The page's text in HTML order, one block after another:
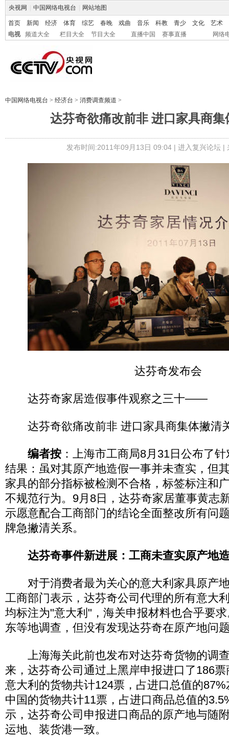
央视网 中国网络电视台 网站地图
首页 新闻 经济 体育 综艺 春晚 戏曲 音乐 科教 青少 文化
艺术
电视
频道大全 栏目大全 节目大全 直播中国 赛事直播 网络
中国网络电视台 > 经济台 > 消费调查频道 >
达芬奇欲痛改前非 进口家具商集
发布时间:2011年09月13日 09:04 | 进入复兴论坛|
达芬奇发布会
达芬奇家居造假事件观察之三十——
达芬奇欲痛改前非 进口家具商集体撇清
编者按 ：上海市工商局8月31日公布了
结果：虽对其原产地造假一事并未查实，但
家具的部分指标被检测不合格，标签标注和
不规范行为。9月8日，达芬奇家居董事黄志
示愿意配合工商部门的结论全面整改所有问
牌急撇清关系。
达芬奇事件新进展：工商未查实原产地
对于消费者最为关心的意大利家具原产
工商部门表示，达芬奇公司代理的所有意大
均标注为"意大利"，海关申报材料也合乎要
东等地调查，但没有发现达芬奇在原产地问
上海海关此前也发布对达芬奇货物的调
来，达芬奇公司通过上黑岸申报进口了186
意大利的货物共计124票，占进口总值的
中国的货物共计11票，占进口商品总值的
示，达芬奇公司申报进口商品的原产地与随
运地、装货港一致。